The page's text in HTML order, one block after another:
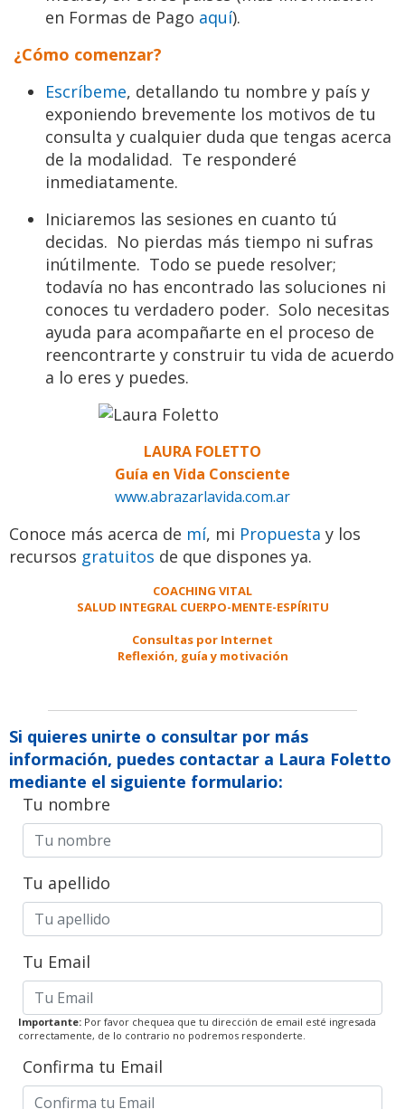
en Formas de Pago aquí).
¿Cómo comenzar?
Escríbeme, detallando tu nombre y país y
exponiendo brevemente los motivos de tu
consulta y cualquier duda que tengas acerca
de la modalidad. Te responderé
inmediatamente.
Iniciaremos las sesiones en cuanto tú
decidas. No pierdas más tiempo ni sufras
inútilmente. Todo se puede resolver;
todavía no has encontrado las soluciones ni
conoces tu verdadero poder. Solo necesitas
ayuda para acompañarte en el proceso de
reencontrarte y construir tu vida de acuerdo
a lo eres y puedes.
LAURA FOLETTO
Guía en Vida Consciente
www.abrazarlavida.com.ar
Conoce más acerca de mí, mi Propuesta y los
recursos gratuitos de que dispones ya.
COACHING VITAL
SALUD INTEGRAL CUERPO-MENTE-ESPÍRITU
Consultas por Internet
Reflexión, guía y motivación
Si quieres unirte o consultar por más
información, puedes contactar a Laura Foletto
mediante el siguiente formulario:
Tu nombre
Tu apellido
Tu Email
Importante: Por favor chequea que tu dirección de email esté ingresada
correctamente, de lo contrario no podremos responderte.
Confirma tu Email